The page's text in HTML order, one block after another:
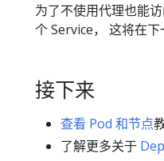
为了不使用代理也能
个 Service， 这将在下
接下来
查看 Pod 和节点
了解更多关于